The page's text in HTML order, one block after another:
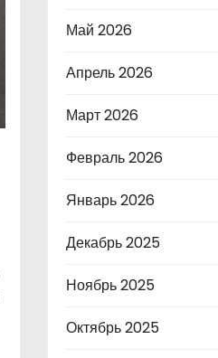
Май 2026
Апрель 2026
Март 2026
Февраль 2026
Январь 2026
Декабрь 2025
Ноябрь 2025
Октябрь 2025